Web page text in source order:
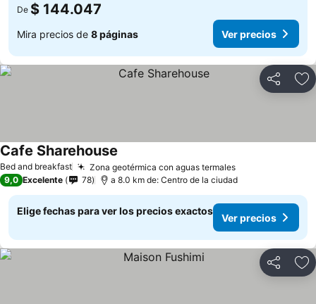
De $ 144.047
Mira precios de 8 páginas Ver precios
Compartir
Bed and breakfast Zona geotérmica con aguas termales
Cafe Sharehouse
9,0 Excelente 78 a 8.0 km de: Centro de la ciudad
Elige fechas para ver los precios exactos
Ver precios
Compartir